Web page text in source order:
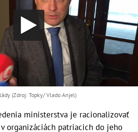
(Zdroj: Topky/ Vlado Anjel)
ministerstva je racionalizovať
organizáciách patriacich do jeho